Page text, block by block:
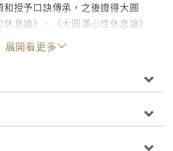
授予口訣傳承，之後證得大圓
息論》、《大圓滿心性休息論》
論》即是尊者重要的「三休息」著
無上密法的必讀經典。
「一切萬法顯而無自性」，對顯
講解。佛陀曾開示了八個比喻
展開看更多